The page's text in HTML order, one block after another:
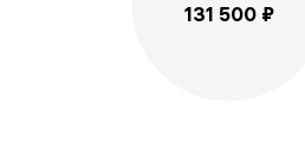
131 500 ₽